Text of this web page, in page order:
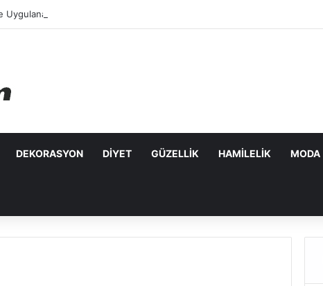
Uygulanabilecek Leke Karşıtı Maskeler
DEKORASYON DIYET GÜZELLIK HAMILELIK MODA